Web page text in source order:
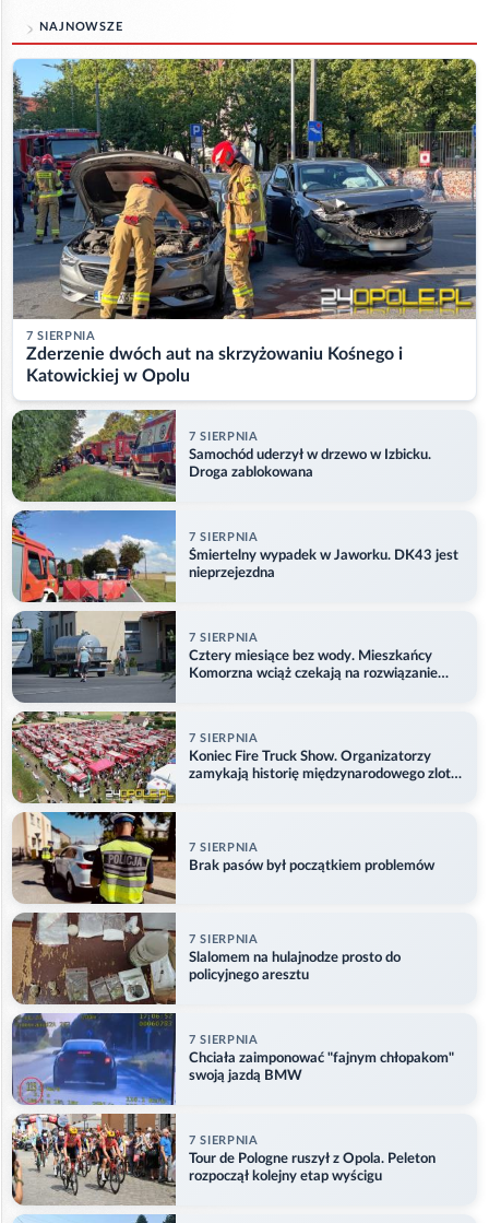
NAJNOWSZE
7 SIERPNIA
Zderzenie dwóch aut na skrzyżowaniu Kośnego i
Katowickiej w Opolu
7 SIERPNIA
Samochód uderzył w drzewo w Izbicku.
Droga zablokowana
7 SIERPNIA
Śmiertelny wypadek w Jaworku. DK43 jest
nieprzejezdna
7 SIERPNIA
Cztery miesiące bez wody. Mieszkańcy
Komorzna wciąż czekają na rozwiązanie
7 SIERPNIA
Koniec Fire Truck Show. Organizatorzy
zamykają historię międzynarodowego zlotu
7 SIERPNIA
Brak pasów był początkiem problemów
7 SIERPNIA
Slalomem na hulajnodze prosto do
policyjnego aresztu
7 SIERPNIA
Chciała zaimponować "fajnym chłopakom"
swoją jazdą BMW
7 SIERPNIA
Tour de Pologne ruszył z Opola. Peleton
rozpoczął kolejny etap wyścigu